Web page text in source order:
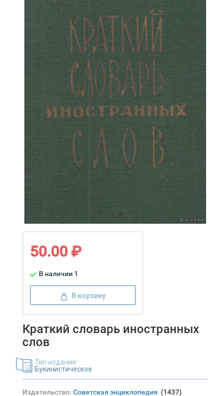
50.00 ₽
В наличии 1
В корзину
Краткий словарь иностранных
слов
Тип издания:
Букинистическое
Издательство: Советская энциклопедия (1437)